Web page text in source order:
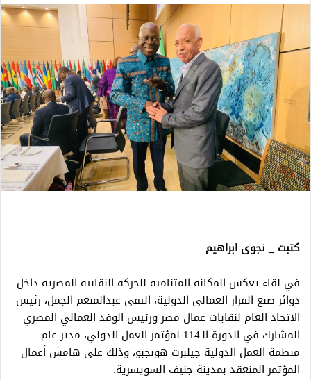
كتبت _ نجوى ابراهيم
في لقاء يعكس المكانة المتنامية للحركة النقابية المصرية داخل
دوائر صنع القرار العمالي الدولية، التقى عبدالمنعم الجمل، رئيس
الاتحاد العام لنقابات عمال مصر ورئيس الوفد العمالي المصري
المشارك في الدورة الـ114 لمؤتمر العمل الدولي، مدير عام
منظمة العمل الدولية جيلبرت هونجبو، وذلك على هامش أعمال
المؤتمر المنعقد بمدينة جنيف السويسرية.